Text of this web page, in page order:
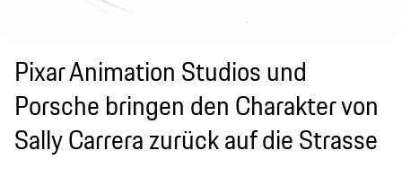
Pixar Animation Studios und
Porsche bringen den Charakter von
Sally Carrera zurück auf die Strasse